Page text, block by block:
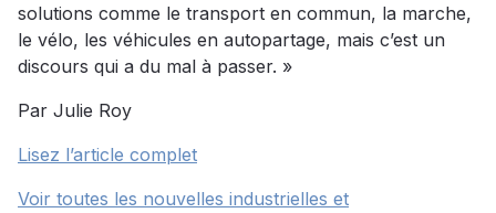
solutions comme le transport en commun, la marche,
le vélo, les véhicules en autopartage, mais c’est un
discours qui a du mal à passer. »
Par Julie Roy
Lisez l’article complet
Voir toutes les nouvelles industrielles et